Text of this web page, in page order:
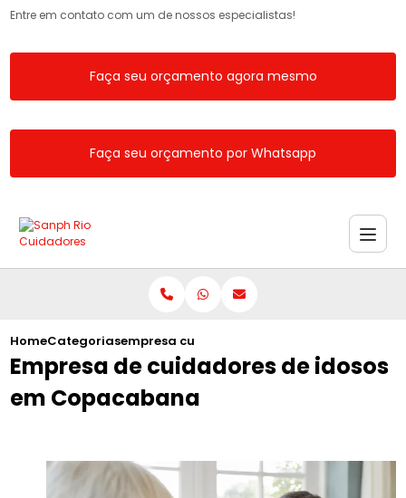
Entre em contato com um de nossos especialistas!
Faça seu orçamento agora mesmo
Faça seu orçamento por Whatsapp
HomeCategoriasempresa cuidadores idosos copacabana
Empresa de cuidadores de idosos
em Copacabana